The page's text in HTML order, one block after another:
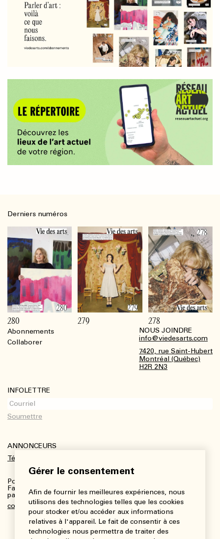
Gérer le consentement
Afin de fournir les meilleures expériences, nous
utilisons des technologies telles que les cookies
pour stocker et/ou accéder aux informations
relatives à l'appareil. Le fait de consentir à ces
technologies nous permettra de traiter des
Abonnements
Collaborer
NOUS JOINDRE
info@viedesarts.com
7420, rue Saint-Hubert
Montréal (Québec)
H2R 2N3
INFOLETTRE
ANNONCEURS
Télécharger le kit média
Pour plus de renseignements :
Fanny Charbonneau, Responsable des communications,
partenariats et publicités
communications@viedesarts.com
Derniers numéros
280 279 278